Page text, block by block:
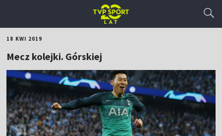
18 KWI 2019
Mecz kolejki. Górskiej